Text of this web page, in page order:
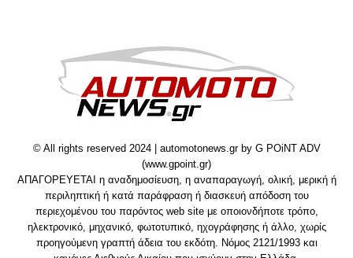
© All rights reserved 2024 | automotonews.gr by G POiNT ADV
(www.gpoint.gr)
ΑΠΑΓΟΡΕΥΕΤΑΙ η αναδημοσίευση, η αναπαραγωγή, ολική, μερική ή
περιληπτική ή κατά παράφραση ή διασκευή απόδοση του
περιεχομένου του παρόντος web site με οποιονδήποτε τρόπο,
ηλεκτρονικό, μηχανικό, φωτοτυπικό, ηχογράφησης ή άλλο, χωρίς
προηγούμενη γραπτή άδεια του εκδότη. Νόμος 2121/1993 και